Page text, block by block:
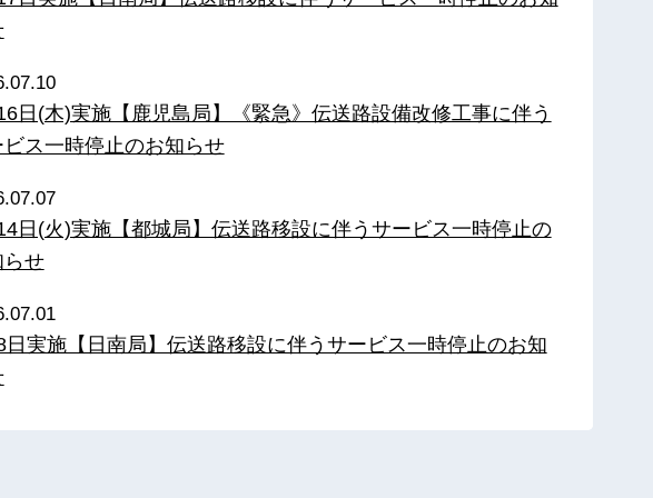
日(木)実施【鹿児島局】《緊急》伝送路設備改修工事に伴う
ビス一時停止のお知らせ
日(火)実施【都城局】伝送路移設に伴うサービス一時停止の
らせ
日実施【日南局】伝送路移設に伴うサービス一時停止のお知